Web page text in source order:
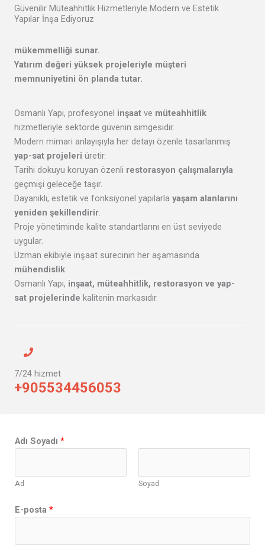
m
Güvenilir Müteahhitlik Hizmetleriyle Modern ve Estetik
Yapılar İnşa Ediyoruz
mükemmelliği sunar.
Yatırım değeri yüksek projeleriyle müşteri
memnuniyetini ön planda tutar.
Osmanlı Yapı, profesyonel inşaat ve müteahhitlik
hizmetleriyle sektörde güvenin simgesidir.
Modern mimari anlayışıyla her detayı özenle tasarlanmış
yap-sat projeleri üretir.
Tarihi dokuyu koruyan özenli restorasyon çalışmalarıyla
geçmişi geleceğe taşır.
Dayanıklı, estetik ve fonksiyonel yapılarla yaşam alanlarını
yeniden şekillendirir.
Proje yönetiminde kalite standartlarını en üst seviyede
uygular.
Uzman ekibiyle inşaat sürecinin her aşamasında
mühendislik
Osmanlı Yapı, inşaat, müteahhitlik, restorasyon ve yap-
sat projelerinde kalitenin markasıdır.
7/24 hizmet
+905534456053
Adı Soyadı *
Ad Soyad
E-posta *